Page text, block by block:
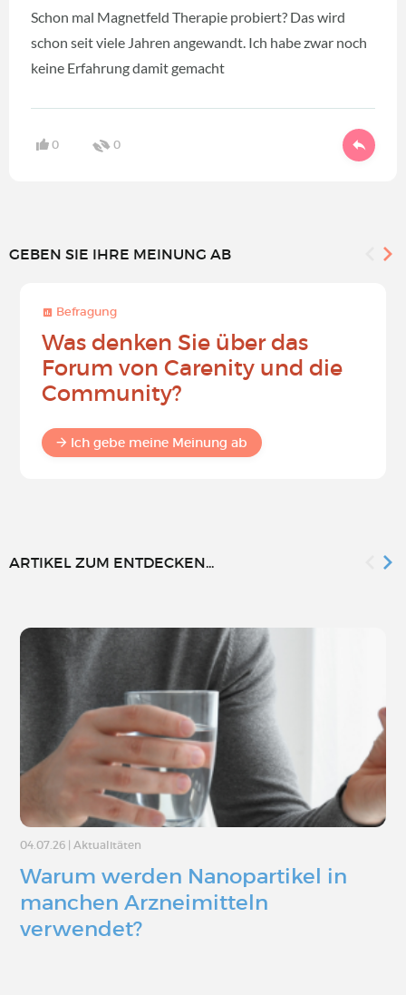
Schon mal Magnetfeld Therapie probiert? Das wird
schon seit viele Jahren angewandt. Ich habe zwar noch
keine Erfahrung damit gemacht
0 0
GEBEN SIE IHRE MEINUNG AB
Befragung
Was denken Sie über das
Forum von Carenity und die
Community?
Ich gebe meine Meinung ab
ARTIKEL ZUM ENTDECKEN...
04.07.26 Aktualitäten
Warum werden Nanopartikel in
manchen Arzneimitteln
verwendet?